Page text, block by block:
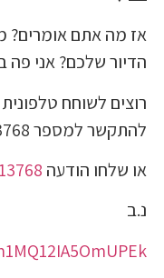
אתם אומרים? מוכנים
שלכם? אני פה
לשוחח טלפונית או
0546713768
הודעה